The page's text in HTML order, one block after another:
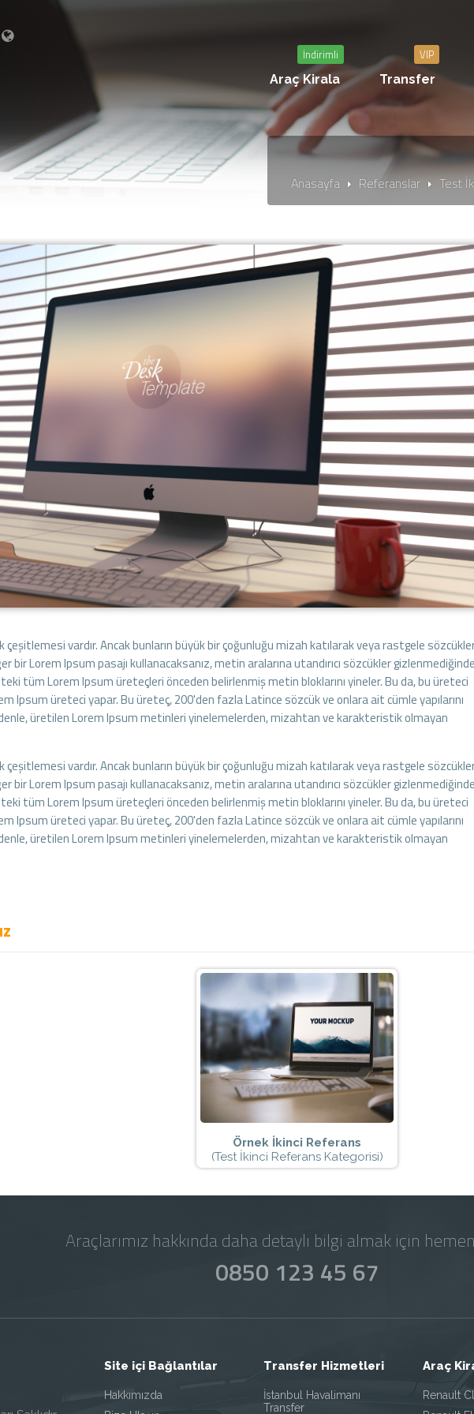
İndirimli
Araç Kirala
VIP
Transfer
Anasayfa Referanslar Test
çeşitlemesi vardır. Ancak bunların büyük bir çoğunluğu mizah katılarak veya rastgele
bir Lorem Ipsum pasajı kullanacaksanız, metin aralarına utandırıcı sözcükler
tüm Lorem Ipsum üreteçleri önceden belirlenmiş metin bloklarını yineler. Bu da, bu üreteci
Ipsum üreteci yapar. Bu üreteç, 200'den fazla Latince sözcük ve onlara ait cümle yapılarını
üretilen Lorem Ipsum metinleri yinelemelerden, mizahtan ve karakteristik olmayan
çeşitlemesi vardır. Ancak bunların büyük bir çoğunluğu mizah katılarak veya rastgele
bir Lorem Ipsum pasajı kullanacaksanız, metin aralarına utandırıcı sözcükler
tüm Lorem Ipsum üreteçleri önceden belirlenmiş metin bloklarını yineler. Bu da, bu üreteci
Ipsum üreteci yapar. Bu üreteç, 200'den fazla Latince sözcük ve onlara ait cümle yapılarını
üretilen Lorem Ipsum metinleri yinelemelerden, mizahtan ve karakteristik olmayan
Örnek İkinci Referans
(Test İkinci Referans Kategorisi)
Araçlarımız hakkında daha detaylı bilgi almak için
0850 123 45 67
Site içi Bağlantılar
Hakkımızda
Transfer Hizmetleri
İstanbul Havalimanı
Transfer
Araç
Renault